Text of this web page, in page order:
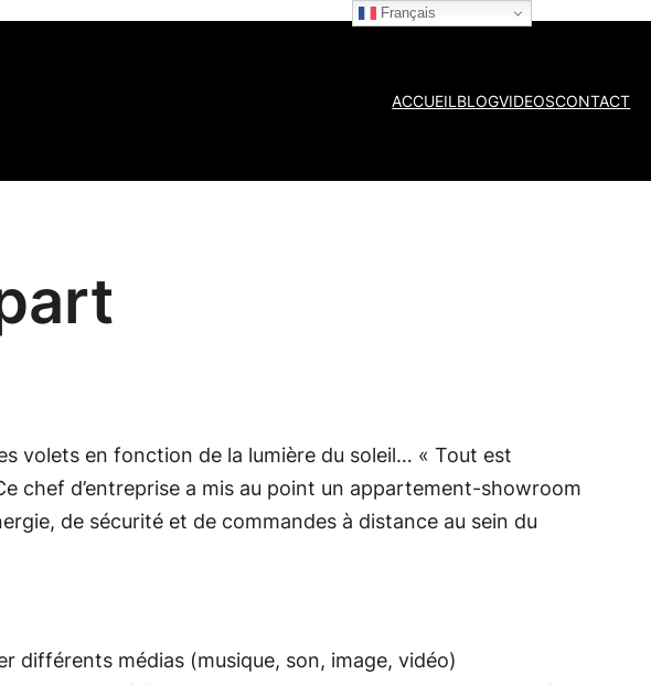
ACCUEILBLOGVIDEOSCONTACT
volets en fonction de la lumière du soleil… « Tout est
chef d’entreprise a mis au point un appartement-showroom
de sécurité et de commandes à distance au sein du
différents médias (musique, son, image, vidéo)
Français